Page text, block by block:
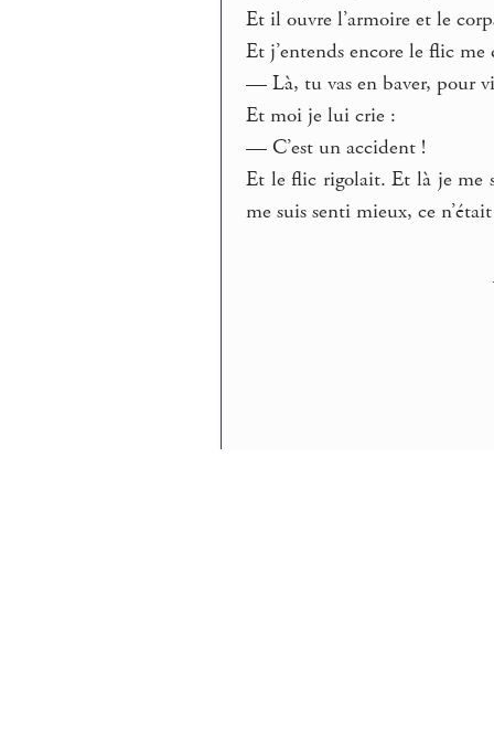
Et il ouvre l’armoire et le
Et j’entends encore le flic me
— Là, tu vas en baver, pour
Et moi je lui crie :
— C’est un accident !
Et le flic rigolait. Et là je me
me suis senti mieux, ce